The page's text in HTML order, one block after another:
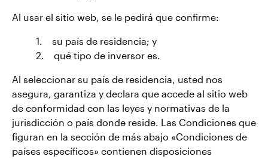
Al usar el sitio web, se le pedirá que confirme:
1. su país de residencia; y
2. qué tipo de inversor es.
Al seleccionar su país de residencia, usted nos
asegura, garantiza y declara que accede al sitio web
de conformidad con las leyes y normativas de la
jurisdicción o país donde reside. Las Condiciones que
figuran en la sección de más abajo «Condiciones de
países específicos» contienen disposiciones